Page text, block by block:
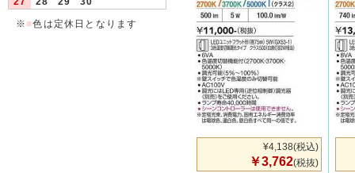
¥4,138(税込)
￥3,762(税抜)
※ ■色は定休日となります